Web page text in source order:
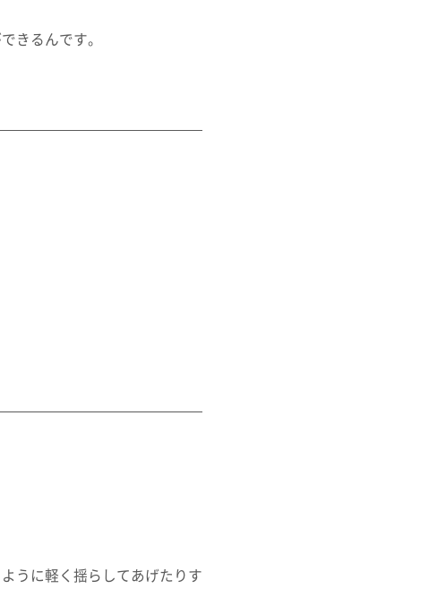
きるんです。
うに軽く揺らしてあげたりす